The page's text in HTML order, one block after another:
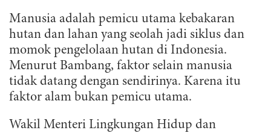
Manusia adalah pemicu utama kebakaran
hutan dan lahan yang seolah jadi siklus dan
momok pengelolaan hutan di Indonesia.
Menurut Bambang, faktor selain manusia
tidak datang dengan sendirinya. Karena itu
faktor alam bukan pemicu utama.
Wakil Menteri Lingkungan Hidup dan